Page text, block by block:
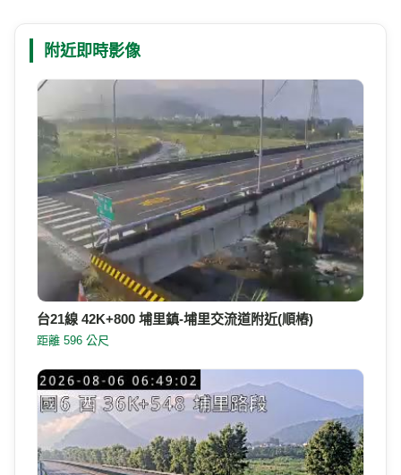
附近即時影像
台21線 42K+800 埔里鎮-埔里交流道附近(順樁)
距離 596 公尺